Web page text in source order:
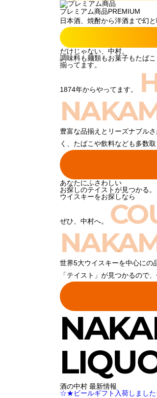
プレミアム商品PREMIUM
日本酒、焼酎から洋酒まで幻
だけじゃない、中村。
調味料も麺類もお菓子もたばこ
揃ってます。
1874年からやってます。
豊富な品揃えとリーズナブル
く、たばこや飲料なども多数
あなたにふさわしい
お探しのテイストが見つかる。
ウイスキーをお探しなら
ぜひ、中村へ。
世界5大ウイスキーを中心にの
「テイスト」が見つかるので
酒の中村 最新情報
☆★ビールギフト入荷しまし